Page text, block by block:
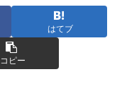
はてブ
コピー